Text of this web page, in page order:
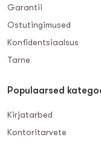
Garantii
Ostutingimused
Konfidentsiaalsus
Tarne
Populaarsed
Kirjatarbed
Kontoritarvete